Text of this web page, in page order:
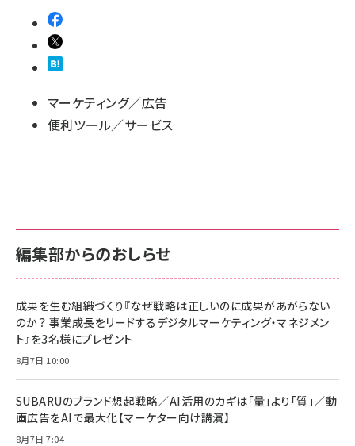
llmo (1166)
マーケティング／広告
便利ツール／サービス
編集部からのおしらせ
成果を生む組織づくり『なぜ戦略は正しいのに成果があがらない
のか？ 事業成長をリードするデジタルマーケティング・マネジメン
ト』を3名様にプレゼント
8月7日 10:00
SUBARUのブランド想起戦略／AI活用のカギは「量」より「質」／動
画広告をAIで最大化【マーケター向け講演】
8月7日 7:04